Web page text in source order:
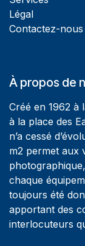
Légal
Contactez-nous
À propos de
Créé en 1962 à
à la place des
n’a cessé
m2 permet aux
chaque
toujours été
apportant des
interlocuteurs